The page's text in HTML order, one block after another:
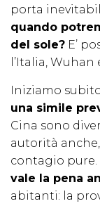
porta
quando
del sole? E’
l’Italia,
Iniziamo
una simile
Cina sono
autorità
contagio pure.
vale la pena
abitanti: la